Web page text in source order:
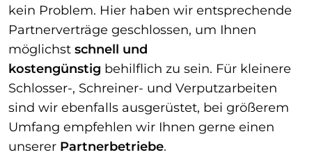
kein Problem. Hier haben wir entsprechende
Partnerverträge geschlossen, um Ihnen
möglichst schnell und
kostengünstig behilflich zu sein. Für kleinere
Schlosser-, Schreiner- und Verputzarbeiten
sind wir ebenfalls ausgerüstet, bei größerem
Umfang empfehlen wir Ihnen gerne einen
unserer Partnerbetriebe.